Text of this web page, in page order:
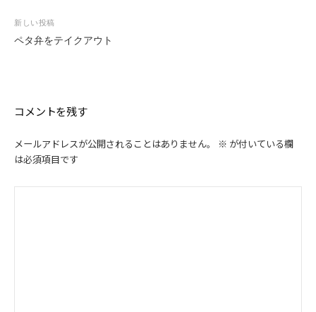
ビ
ゲ
ン
新しい投稿
ペタ弁をテイクアウト
コメントを残す
メールアドレスが公開されることはありません。 ※ が付いている欄
は必須項目です